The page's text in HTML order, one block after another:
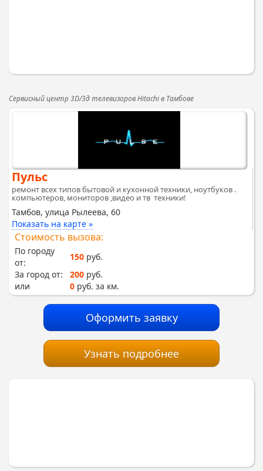
Сервисный центр 3D/3д телевизоров Hitachi в Тамбове
Пульс
ремонт всех типов бытовой и кухонной техники, ноутбуков .
компьютеров, мониторов ,видео и тв техники!
Тамбов, улица Рылеева, 60
Показать на карте »
Стоимость вызова:
По городу
от:
150 руб.
За город от:
200 руб.
или
0 руб. за км.
Оформить заявку
Узнать подробнее